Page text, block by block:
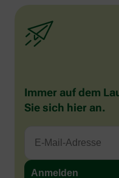
Immer auf dem
Sie sich hier an.